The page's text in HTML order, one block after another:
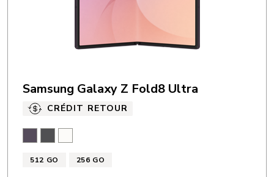
Samsung Galaxy Z Fold8 Ultra
CRÉDIT RETOUR
512 GO 256 GO